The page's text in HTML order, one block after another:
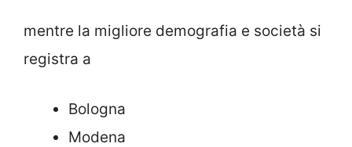
mentre la migliore demografia e società si
registra a
Bologna
Modena